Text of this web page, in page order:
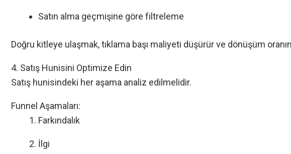
Satın alma geçmişine göre filtreleme
Doğru kitleye ulaşmak, tıklama başı maliyeti düşürür ve dönüşüm oranını
4. Satış Hunisini Optimize Edin
Satış hunisindeki her aşama analiz edilmelidir.
Funnel Aşamaları:
Farkındalık
İlgi